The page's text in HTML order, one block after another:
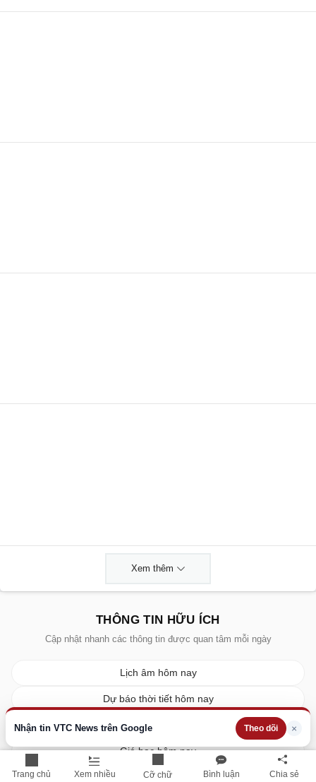
Trang chủ Xem nhiều Cỡ chữ Bình luận Chia sẻ
Nhận tin VTC News trên Google Theo dõi ×
Xem thêm
THÔNG TIN HỮU ÍCH
Cập nhật nhanh các thông tin được quan tâm mỗi ngày
Lịch âm hôm nay
Dự báo thời tiết hôm nay
Giá vàng hôm nay
Giá bạc hôm nay
Tỷ giá ngoại tệ